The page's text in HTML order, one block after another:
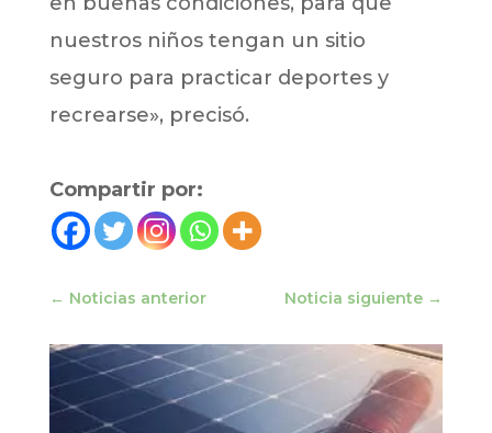
nuestros niños tengan un sitio
seguro para practicar deportes y
recrearse», precisó.
Compartir por:
← Noticias anterior Noticia siguiente →